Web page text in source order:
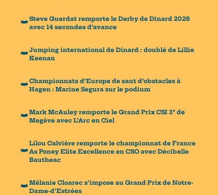
Steve Guerdat remporte le Derby de Dinard 2026
avec 14 secondes d’avance
Jumping international de Dinard : doublé de Lillie
Keenan
Championnats d’Europe de saut d’obstacles à
Hagen : Marine Segura sur le podium
Mark McAuley remporte le Grand Prix CSI 3* de
Megève avec L’Arc en Ciel
Lilou Calvière remporte le championnat de France
As Poney Elite Excellence en CSO avec Décibelle
Bautheac
Mélanie Cloarec s’impose au Grand Prix de Notre-
Dame-d’Estrées